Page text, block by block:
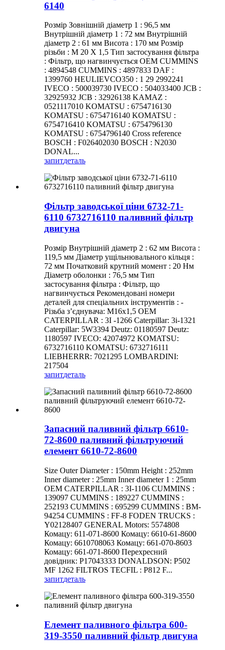
6140
Розмір Зовнішній діаметр 1 : 96,5 мм
Внутрішній діаметр 1 : 72 мм Внутрішній
діаметр 2 : 61 мм Висота : 170 мм Розмір
різьби : M 20 X 1,5 Тип застосування фільтра
: Фільтр, що нагвинчується OEM CUMMINS
: 4894548 CUMMINS : 4897833 DAF :
1399760 HEULIEVCO350 : 1 29 2992241
IVECO : 500039730 IVECO : 504033400 JCB :
32925932 JCB : 32926138 KAMAZ :
0521117010 KOMATSU : 6754716130
KOMATSU : 6754716140 KOMATSU :
6754716410 KOMATSU : 6754796130
KOMATSU : 6754796140 Cross reference
BOSCH : F026402030 BOSCH : N2030
DONAL...
запитдеталь
Фільтр заводської ціни 6732-71-
6110 6732716110 паливний фільтр
двигуна
Розмір Внутрішній діаметр 2 : 62 мм Висота :
119,5 мм Діаметр ущільнювального кільця :
72 мм Початковий крутний момент : 20 Нм
Діаметр оболонки : 76,5 мм Тип
застосування фільтра : Фільтр, що
нагвинчується Рекомендовані номери
деталей для спеціальних інструментів : -
Різьба з’єднувача: M16x1,5 OEM
CATERPILLAR : 3I -1266 Caterpillar: 3i-1321
Caterpillar: 5W3394 Deutz: 01180597 Deutz:
1180597 IVECO: 42074972 KOMATSU:
6732716110 KOMATSU: 6732716111
LIEBHERRR: 7021295 LOMBARDINI:
217504
запитдеталь
Запасний паливний фільтр 6610-
72-8600 паливний фільтруючий
елемент 6610-72-8600
Size Outer Diameter : 150mm Height : 252mm
Inner diameter : 25mm Inner diameter 1 : 25mm
OEM CATERPILLAR : 3I-1106 CUMMINS :
139097 CUMMINS : 189227 CUMMINS :
252193 CUMMINS : 695299 CUMMINS : BM-
94254 CUMMINS : FF-8 FODEN TRUCKS :
Y02128407 GENERAL Motors: 5574808
Комацу: 611-071-8600 Комацу: 6610-61-8600
Комацу: 6610708063 Комацу: 661-070-8603
Комацу: 661-071-8600 Перехресний
довідник: P17043333 DONALDSON: P502
MF 1262 FILTROS TECFIL : P812 F...
запитдеталь
Елемент паливного фільтра 600-
319-3550 паливний фільтр двигуна